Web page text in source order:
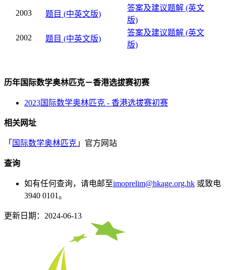
2003 题目 (中英文版)
答案及建议题解 (英文
版)
2002 题目 (中英文版)
答案及建议题解 (英文
版)
历年国际数学奥林匹克－香港选拔赛初赛
2023国际数学奥林匹克 - 香港选拔赛初赛
相关网址
「 国际数学奥林匹克 」官方网站
查询
如有任何查询，请电邮至imoprelim@hkage.org.hk 或致电
3940 0101。
更新日期：2024-06-13